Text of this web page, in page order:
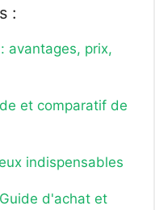
:
avantages, prix,
et comparatif de
indispensables
d'achat et